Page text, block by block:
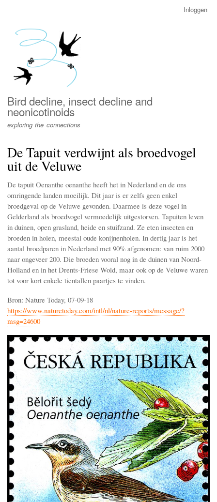
menu
Inloggen
Bird decline, insect decline and
neonicotinoids
exploring the connections
De Tapuit verdwijnt als broedvogel
uit de Veluwe
De tapuit Oenanthe oenanthe heeft het in Nederland en de ons
omringende landen moeilijk. Dit jaar is er zelfs geen enkel
broedgeval op de Veluwe gevonden. Daarmee is deze vogel in
Gelderland als broedvogel vermoedelijk uitgestorven. Tapuiten leven
in duinen, open grasland, heide en stuifzand. Ze eten insecten en
broeden in holen, meestal oude konijnenholen. In dertig jaar is het
aantal broedparen in Nederland met 90% afgenomen: van ruim 2000
naar ongeveer 200. Die broeden vooral nog in de duinen van Noord-
Holland en in het Drents-Friese Wold, maar ook op de Veluwe waren
tot voor kort enkele tientallen paartjes te vinden.
Bron: Nature Today, 07-09-18
https://www.naturetoday.com/intl/nl/nature-reports/message/?
msg=24600